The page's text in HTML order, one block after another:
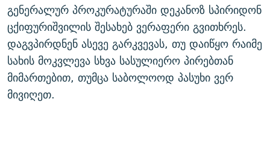
გენერალურ პროკურატურაში დეკანოზ სპირიდონ
ცქიფურიშვილის შესახებ ვერაფერი გვითხრეს.
დაგვპირდნენ ასევე გარკვევას, თუ დაიწყო რაიმე
სახის მოკვლევა სხვა სასულიერო პირებთან
მიმართებით, თუმცა საბოლოოდ პასუხი ვერ
მივიღეთ.